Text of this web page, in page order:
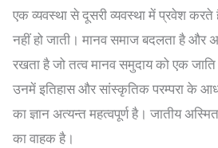
एक व्यवस्था से दूसरी व्यवस्था में प्रवेश
नहीं हो जाती। मानव समाज बदलता है और
रखता है जो तत्व मानव समुदाय को एक
उनमें इतिहास और सांस्कृतिक परम्परा के
का ज्ञान अत्यन्त महत्वपूर्ण है। जातीय
का वाहक है।